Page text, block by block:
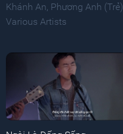
Khánh An Phương Anh (Trẻ)
Various Artists